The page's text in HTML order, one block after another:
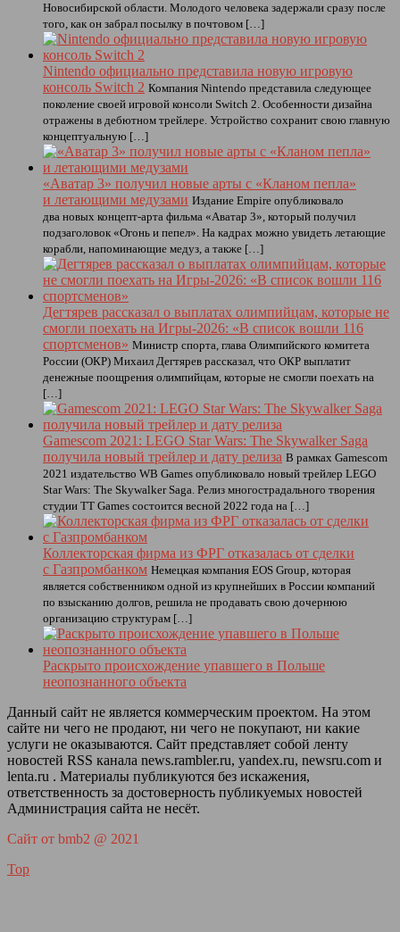
Новосибирской области. Молодого человека задержали сразу после
того, как он забрал посылку в почтовом […]
Nintendo официально представила новую игровую
консоль Switch 2 Компания Nintendo представила следующее
поколение своей игровой консоли Switch 2. Особенности дизайна
отражены в дебютном трейлере. Устройство сохранит свою главную
концептуальную […]
«Аватар 3» получил новые арты с «Кланом пепла»
и летающими медузами Издание Empire опубликовало
два новых концепт-арта фильма «Аватар 3», который получил
подзаголовок «Огонь и пепел». На кадрах можно увидеть летающие
корабли, напоминающие медуз, а также […]
Дегтярев рассказал о выплатах олимпийцам, которые не
смогли поехать на Игры-2026: «В список вошли 116
спортсменов» Министр спорта, глава Олимпийского комитета
России (ОКР) Михаил Дегтярев рассказал, что ОКР выплатит
денежные поощрения олимпийцам, которые не смогли поехать на
[…]
Gamescom 2021: LEGO Star Wars: The Skywalker Saga
получила новый трейлер и дату релиза В рамках Gamescom
2021 издательство WB Games опубликовало новый трейлер LEGO
Star Wars: The Skywalker Saga. Релиз многострадального творения
студии TT Games состоится весной 2022 года на […]
Коллекторская фирма из ФРГ отказалась от сделки
с Газпромбанком Немецкая компания EOS Group, которая
является собственником одной из крупнейших в России компаний
по взысканию долгов, решила не продавать свою дочернюю
организацию структурам […]
Раскрыто происхождение упавшего в Польше
неопознанного объекта
Данный сайт не является коммерческим проектом. На этом
сайте ни чего не продают, ни чего не покупают, ни какие
услуги не оказываются. Сайт представляет собой ленту
новостей RSS канала news.rambler.ru, yandex.ru, newsru.com и
lenta.ru . Материалы публикуются без искажения,
ответственность за достоверность публикуемых новостей
Администрация сайта не несёт.
Сайт от bmb2 @ 2021
Top